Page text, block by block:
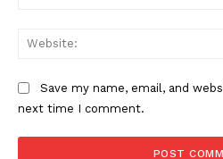
Menu
Save my name, email, and
next time I comment.